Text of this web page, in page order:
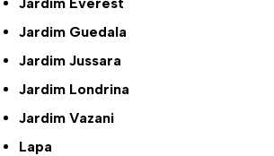
Jardim Guedala
Jardim Jussara
Jardim Londrina
Jardim Vazani
Lapa